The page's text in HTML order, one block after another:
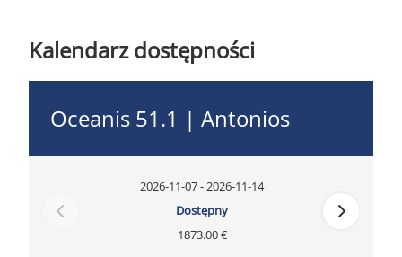
Kalendarz dostępności
Oceanis 51.1 | Antonios
2026-11-07 - 2026-11-14
Dostępny
1873.00 €